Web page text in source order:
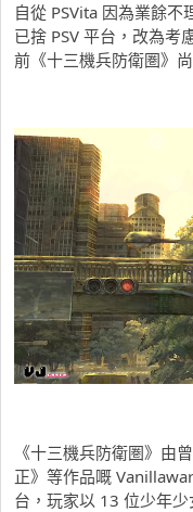
自從 PSVita 因為業餘
已捨 PSV 平台，改為考
前《十三機兵防衛圏》
《十三機兵防衛圏》由
正》等作品嘅
台，玩家以 13 位少年